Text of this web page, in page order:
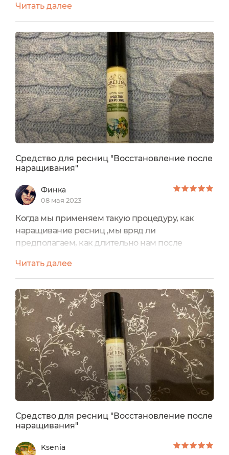
наращивание, мне мои ресницы дороги. А она
поначалу очень защищала эту экзекуцию для
ресниц, иначе не скажешь, а после все умоляла
меня найти ей средства, которые помогут в
сжатые сроки восстановить ее бедные
ресницы, которые стали расти пучками, стали
редкими, а были...
Читать далее
Средство для ресниц "Восстановление после
наращивания"
Финка
08 мая 2023
Когда мы применяем такую процедуру, как
наращивание ресниц ,мы вряд ли
предполагаем, как длительно нам после
Они долго еще остаются ломкими, растут
пучками, истончаются, на кончиках светлеют.
Не скжу, что с этим Средством для ресниц
"Восстановление после наращивания" от
Сиберины вы восстановите и очень быстро
ресницы до первоначального их вида. но с ним
это...
Читать далее
Средство для ресниц "Восстановление после
наращивания"
Ksenia